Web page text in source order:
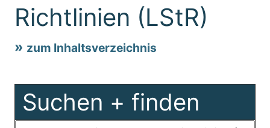
Richtlinien (LStR)
zum Inhaltsverzeichnis
Suchen + finden